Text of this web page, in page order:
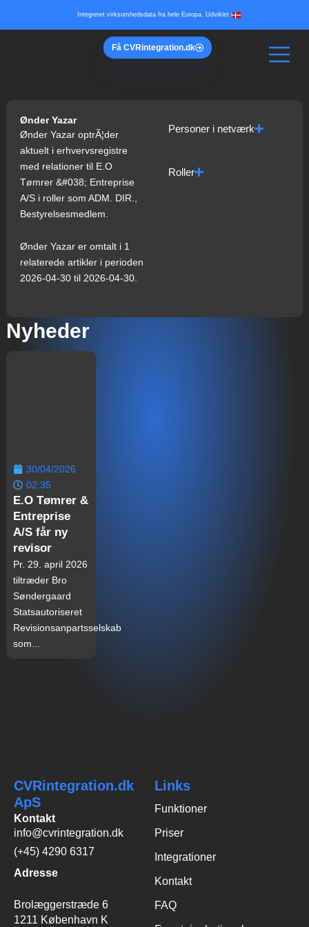
Integreret virksomhedsdata fra hele Europa. Udviklet i
Få CVRintegration.dk
Ønder Yazar
Ønder Yazar optrÃ¦der
aktuelt i erhvervsregistre
med relationer til E.O
Tømrer &#038; Entreprise
A/S i roller som ADM. DIR.,
Bestyrelsesmedlem.
Ønder Yazar er omtalt i 1
relaterede artikler i perioden
2026-04-30 til 2026-04-30.
Personer i netværk
Roller
Nyheder
30/04/2026
02:35
E.O Tømrer &
Entreprise
A/S får ny
revisor
Pr. 29. april 2026
tiltræder Bro
Søndergaard
Statsautoriseret
Revisionsanpartsselskab
som...
CVRintegration.dk
ApS
Kontakt
info@cvrintegration.dk
(+45) 4290 6317
Adresse
Brolæggerstræde 6
1211 København K
Links
Funktioner
Priser
Integrationer
Kontakt
FAQ